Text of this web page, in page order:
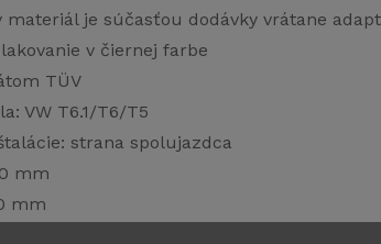
materiál je súčasťou dodávky vrátane
v čiernej farbe
TÜV
VW T6.1/T6/T5
strana spolujazdca
mm
mm